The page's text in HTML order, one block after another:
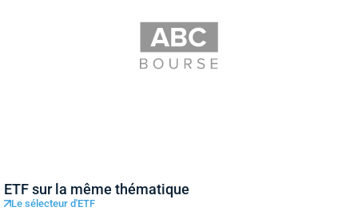
ETF sur la même thématique
Le sélecteur d'ETF